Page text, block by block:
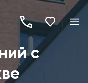
+7
(495)
260-
19-
с